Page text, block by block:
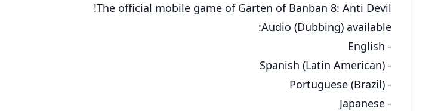
The official mobile game of Garten of Banban 8: Anti Devil!
Audio (Dubbing) available:
- English
- Spanish (Latin American)
- Portuguese (Brazil)
- Japanese